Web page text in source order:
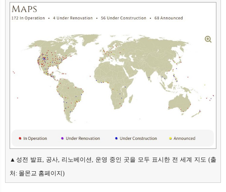
▲성전 발표, 공사, 리노베이션, 운영 중인 곳을 모두 표시한 전 세계 지도 (출
처: 몰몬교 홈페이지)